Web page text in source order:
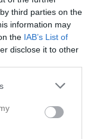
third parties on the
information may
the IAB’s List of
disclose it to other